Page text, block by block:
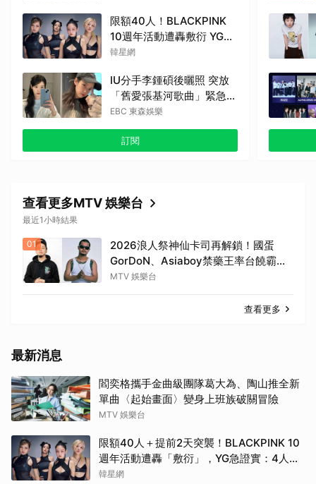
限額40人！BLACKPINK
10週年活動遭轟敷衍 YG急
回應
韓星網
IU分手李鍾碩後曬照 突放
「舊愛張基河歌曲」緊急刪
除了
EBC 東森娛樂
訂閱
查看更多MTV 娛樂台
最近1小時結果
01
2026浪人祭神仙卡司再解鎖！國蛋
GorDoN、Asiaboy禁藥王率台饒霸氣
炸翻府城 11 月安平重磅開躁！
MTV 娛樂台
查看更多
最新消息
閻奕格攜手金曲級團隊葛大為、陶山推全新
單曲〈起始畫面〉變身上班族破關冒險
MTV 娛樂台
限額40人＋提前2天突襲！BLACKPINK 10
週年活動遭轟「敷衍」，YG急證實：4人確
定完全體出席
韓星網